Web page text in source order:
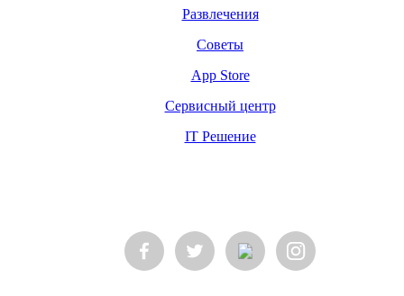
Развлечения
Советы
App Store
Сервисный центр
IT Решение